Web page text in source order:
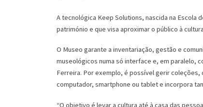
A tecnológica Keep Solutions, nascida na Escola
património e que visa aproximar o público à
O Museo garante a inventariação, gestão e
museológicos numa só interface e, em paralelo,
Ferreira. Por exemplo, é possível gerir
computador, smartphone ou tablet e incorpora
“O objetivo é levar a cultura até à casa das